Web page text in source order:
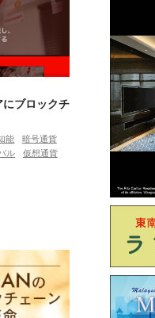
にブロックチ
能
暗号通貨
ル
仮想通貨